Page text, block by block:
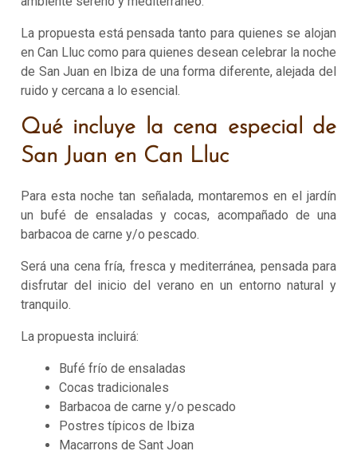
La propuesta está pensada tanto para quienes se alojan
en Can Lluc como para quienes desean celebrar la noche
de San Juan en Ibiza de una forma diferente, alejada del
ruido y cercana a lo esencial.
Qué incluye la cena especial de
San Juan en Can Lluc
Para esta noche tan señalada, montaremos en el jardín
un bufé de ensaladas y cocas, acompañado de una
barbacoa de carne y/o pescado.
Será una cena fría, fresca y mediterránea, pensada para
disfrutar del inicio del verano en un entorno natural y
tranquilo.
La propuesta incluirá:
Bufé frío de ensaladas
Cocas tradicionales
Barbacoa de carne y/o pescado
Postres típicos de Ibiza
Macarrons de Sant Joan